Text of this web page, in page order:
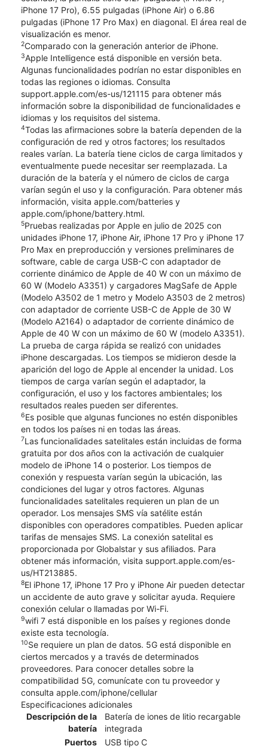
iPhone 17 Pro), 6.55 pulgadas (iPhone Air) o 6.86
pulgadas (iPhone 17 Pro Max) en diagonal. El área real de
visualización es menor.
2Comparado con la generación anterior de iPhone.
3Apple Intelligence está disponible en versión beta.
Algunas funcionalidades podrían no estar disponibles en
todas las regiones o idiomas. Consulta
support.apple.com/es-us/121115 para obtener más
información sobre la disponibilidad de funcionalidades e
idiomas y los requisitos del sistema.
4Todas las afirmaciones sobre la batería dependen de la
configuración de red y otros factores; los resultados
reales varían. La batería tiene ciclos de carga limitados y
eventualmente puede necesitar ser reemplazada. La
duración de la batería y el número de ciclos de carga
varían según el uso y la configuración. Para obtener más
información, visita apple.com/batteries y
apple.com/iphone/battery.html.
5Pruebas realizadas por Apple en julio de 2025 con
unidades iPhone 17, iPhone Air, iPhone 17 Pro y iPhone 17
Pro Max en preproducción y versiones preliminares de
software, cable de carga USB-C con adaptador de
corriente dinámico de Apple de 40 W con un máximo de
60 W (Modelo A3351) y cargadores MagSafe de Apple
(Modelo A3502 de 1 metro y Modelo A3503 de 2 metros)
con adaptador de corriente USB-C de Apple de 30 W
(Modelo A2164) o adaptador de corriente dinámico de
Apple de 40 W con un máximo de 60 W (modelo A3351).
La prueba de carga rápida se realizó con unidades
iPhone descargadas. Los tiempos se midieron desde la
aparición del logo de Apple al encender la unidad. Los
tiempos de carga varían según el adaptador, la
configuración, el uso y los factores ambientales; los
resultados reales pueden ser diferentes.
6Es posible que algunas funciones no estén disponibles
en todos los países ni en todas las áreas.
7Las funcionalidades satelitales están incluidas de forma
gratuita por dos años con la activación de cualquier
modelo de iPhone 14 o posterior. Los tiempos de
conexión y respuesta varían según la ubicación, las
condiciones del lugar y otros factores. Algunas
funcionalidades satelitales requieren un plan de un
operador. Los mensajes SMS vía satélite están
disponibles con operadores compatibles. Pueden aplicar
tarifas de mensajes SMS. La conexión satelital es
proporcionada por Globalstar y sus afiliados. Para
obtener más información, visita support.apple.com/es-
us/HT213885.
8El iPhone 17, iPhone 17 Pro y iPhone Air pueden detectar
un accidente de auto grave y solicitar ayuda. Requiere
conexión celular o llamadas por Wi-Fi.
9wifi 7 está disponible en los países y regiones donde
existe esta tecnología.
10Se requiere un plan de datos. 5G está disponible en
ciertos mercados y a través de determinados
proveedores. Para conocer detalles sobre la
compatibilidad 5G, comunícate con tu proveedor y
consulta apple.com/iphone/cellular
Especificaciones adicionales
Descripción de la
batería
Batería de iones de litio recargable
integrada
Puertos
USB tipo C